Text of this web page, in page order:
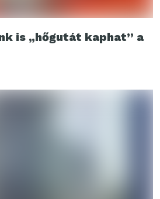
is „hőgutát kaphat” a